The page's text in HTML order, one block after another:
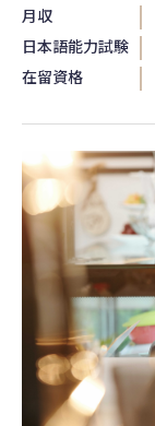
月収
日本語能力試験
在留資格